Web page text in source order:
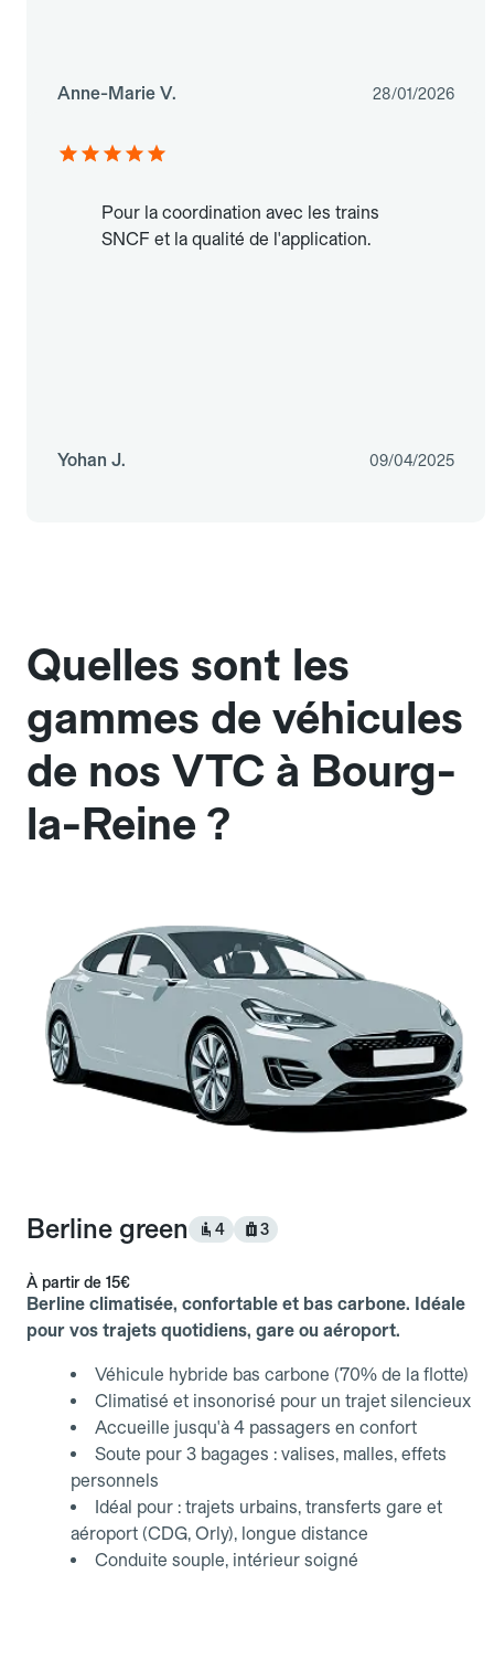
Anne-Marie V. 28/01/2026
Pour la coordination avec les trains
SNCF et la qualité de l'application.
Yohan J. 09/04/2025
Quelles sont les
gammes de véhicules
de nos VTC à Bourg-
la-Reine ?
Berline green 4 3
À partir de 15€
Berline climatisée, confortable et bas carbone. Idéale
pour vos trajets quotidiens, gare ou aéroport.
Véhicule hybride bas carbone (70% de la flotte)
Climatisé et insonorisé pour un trajet silencieux
Accueille jusqu'à 4 passagers en confort
Soute pour 3 bagages : valises, malles, effets
personnels
Idéal pour : trajets urbains, transferts gare et
aéroport (CDG, Orly), longue distance
Conduite souple, intérieur soigné